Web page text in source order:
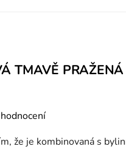
TMAVĚ
že je kombinovaná s